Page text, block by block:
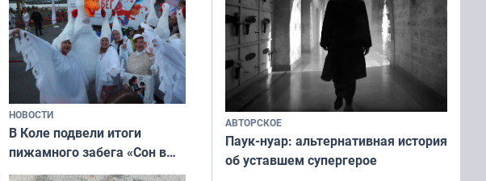
НОВОСТИ
В Коле подвели итоги
пижамного забега «Сон в
Олимпийскую ночь»
АВТОРСКОЕ
Паук-нуар: альтернативная история
об уставшем супергерое